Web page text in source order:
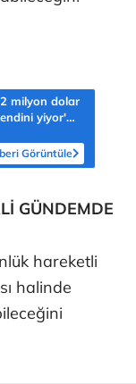
milyon dolar
yiyor'
Görüntüle
GÜNDEMDE
hareketli
halinde